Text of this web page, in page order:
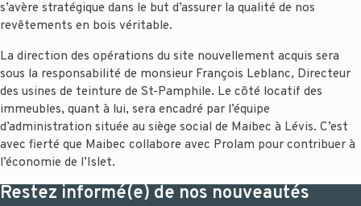
s’avère stratégique dans le but d’assurer la qualité de nos
revêtements en bois véritable.
La direction des opérations du site nouvellement acquis sera
sous la responsabilité de monsieur François Leblanc, Directeur
des usines de teinture de St-Pamphile. Le côté locatif des
immeubles, quant à lui, sera encadré par l’équipe
d’administration située au siège social de Maibec à Lévis. C’est
avec fierté que Maibec collabore avec Prolam pour contribuer à
l’économie de l’Islet.
Restez informé(e) de nos nouveautés